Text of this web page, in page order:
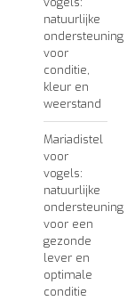
natuurlijke
ondersteuning
voor
conditie,
kleur en
weerstand
Mariadistel
voor
vogels:
natuurlijke
ondersteuning
voor een
gezonde
lever en
optimale
conditie